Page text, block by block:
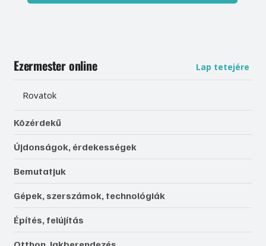
Ezermester online Lap tetejére
Rovatok
Közérdekű
Újdonságok, érdekességek
Bemutatjuk
Gépek, szerszámok, technológiák
Építés, felújítás